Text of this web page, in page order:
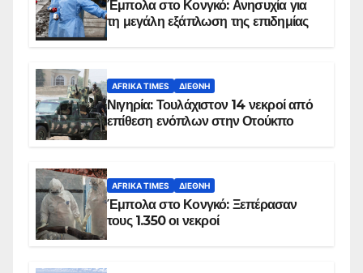
Έμπολα στο Κονγκό: Ανησυχία για
τη μεγάλη εξάπλωση της επιδημίας
AFRIKA TIMES ΔΙΕΘΝΉ
Νιγηρία: Τουλάχιστον 14 νεκροί από
επίθεση ενόπλων στην Οτούκπο
AFRIKA TIMES ΔΙΕΘΝΉ
Έμπολα στο Κονγκό: Ξεπέρασαν
τους 1.350 οι νεκροί